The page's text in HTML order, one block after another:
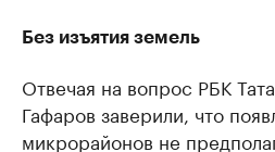
Без изъятия земель
Отвечая на вопрос РБК
Гафаров заверили, что
микрорайонов не